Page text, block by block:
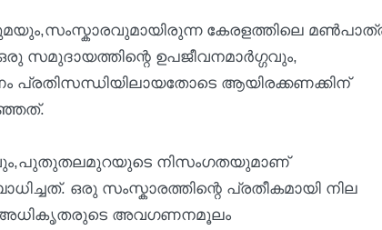
കേരളത്തിലെ
സമുദായത്തിന്റെ ഉപജീവനമാർഗ്ഗവും,
പ്രതിസന്ധിയിലായതോടെ ആയിരക്കണക്കിന്
നിസംഗതയുമാണ്
ഒരു സംസ്കാരത്തിന്റെ പ്രതീകമായി നില
അധികൃതരുടെ അവഗണനമൂലം